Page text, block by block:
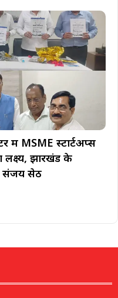
MSME स्टार्टअप्स
लक्ष्य, झारखंड के
: संजय सेठ